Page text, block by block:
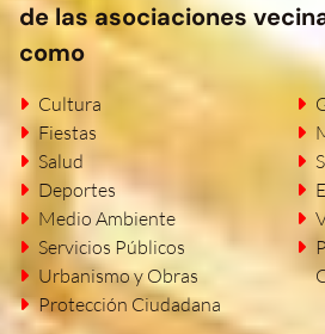
de las asociaciones
como
Cultura
Fiestas
Salud
Deportes
Medio Ambiente
Servicios Públicos
Urbanismo y Obras
Protección Ciudadana